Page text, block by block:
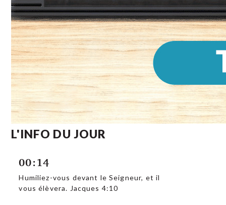
L'INFO DU JOUR
00:14
Humiliez-vous devant le Seigneur, et il
vous élèvera. Jacques 4:10